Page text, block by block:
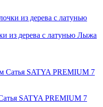
из дерева с латунью
из дерева с латунью Лыжа
SATYA PREMIUM 7